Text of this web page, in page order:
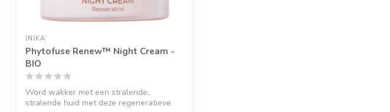
INIKA
Phytofuse Renew™ Night Cream -
BIO
Word wakker met een stralende,
stralende huid met deze regeneratieve